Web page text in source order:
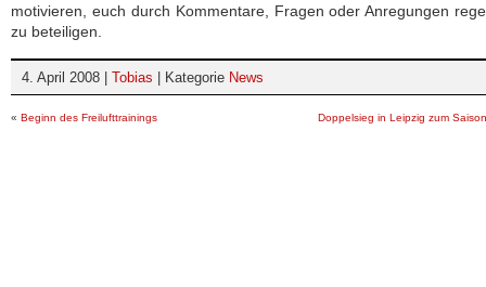
motivieren, euch durch Kommentare, Fragen oder Anregungen
zu beteiligen.
4. April 2008 | Tobias | Kategorie News
« Beginn des Freilufttrainings Doppelsieg in Leipzig zum